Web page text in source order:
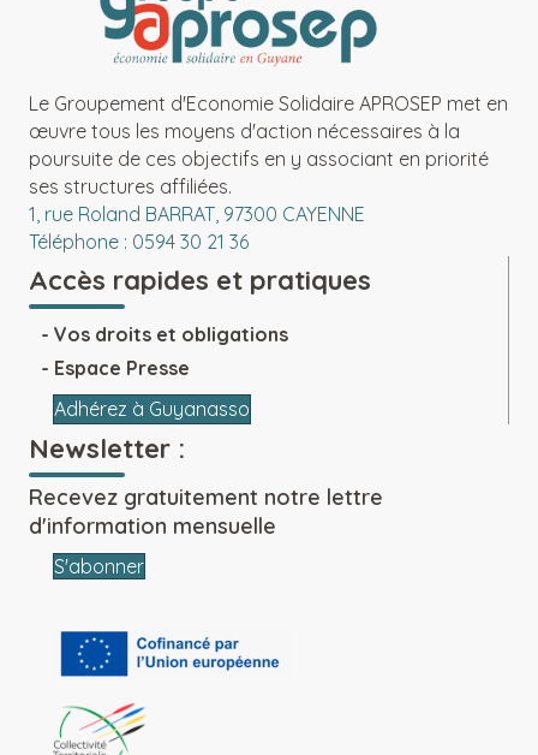
Le Groupement d'Economie Solidaire APROSEP met en
œuvre tous les moyens d'action nécessaires à la
poursuite de ces objectifs en y associant en priorité
ses structures affiliées.
1, rue Roland BARRAT, 97300 CAYENNE
Téléphone : 0594 30 21 36
Accès rapides et pratiques
Vos droits et obligations
Espace Presse
Adhérez à Guyanasso
Newsletter :
Recevez gratuitement notre lettre
d'information mensuelle
S'abonner